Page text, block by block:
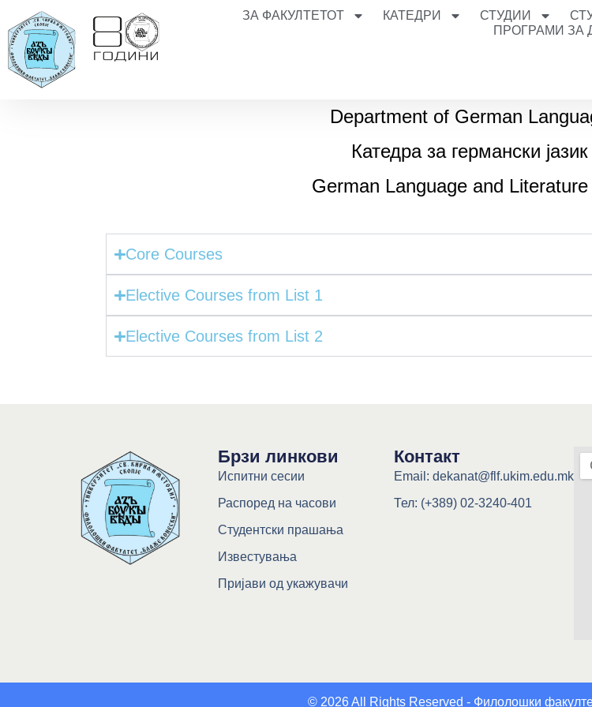
ЗА ФАКУЛТЕТОТ КАТЕДРИ СТУДИИ
ПРОГРАМИ ЗА
Department of German
Катедра за германски
German Language and
Core Courses
Elective Courses from List 1
Elective Courses from List 2
Брзи линкови
Испитни сесии
Распоред на часови
Студентски прашања
Известувања
Пријави од укажувачи
Контакт
Email: dekanat@flf.ukim.edu.mk
Тел: (+389) 02-3240-401
© 2026 All Rights Reserved - Филолошки